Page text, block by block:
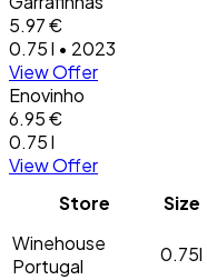
5.97 €
0.75 l • 2023
View Offer
Enovinho
6.95 €
0.75 l
View Offer
Store
Size
Winehouse
Portugal
0.75l